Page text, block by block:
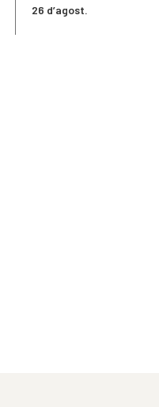
26 d’agost.